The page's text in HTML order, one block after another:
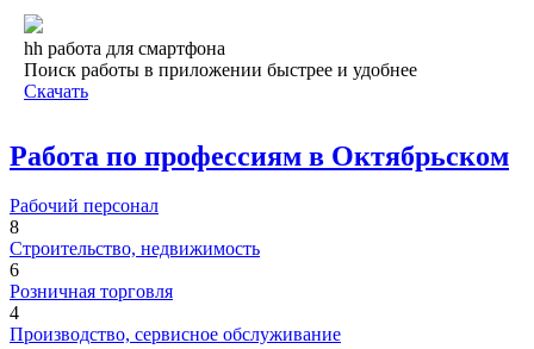
hh работа для смартфона
Поиск работы в приложении быстрее и удобнее
Скачать
Работа по профессиям в Октябрьском
Рабочий персонал
8
Строительство, недвижимость
6
Розничная торговля
4
Производство, сервисное обслуживание